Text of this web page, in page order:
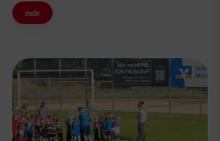
mehr